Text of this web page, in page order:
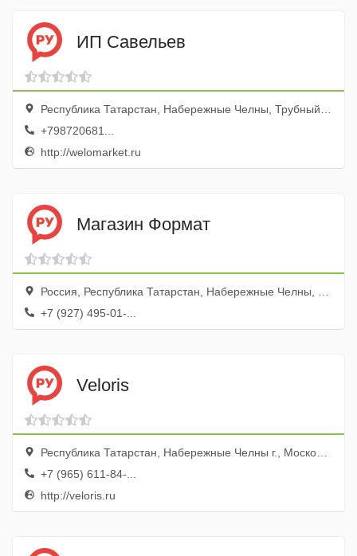
ИП Савельев
Республика Татарстан, Набережные Челны, Трубный проезд, 3с8
+798720681...
http://welomarket.ru
Магазин Формат
Россия, Республика Татарстан, Набережные Челны, Трубный проезд, 3с24, пав. 39
+7 (927) 495-01-...
Veloris
Республика Татарстан, Набережные Челны г., Московский просп., 130в
+7 (965) 611-84-...
http://veloris.ru